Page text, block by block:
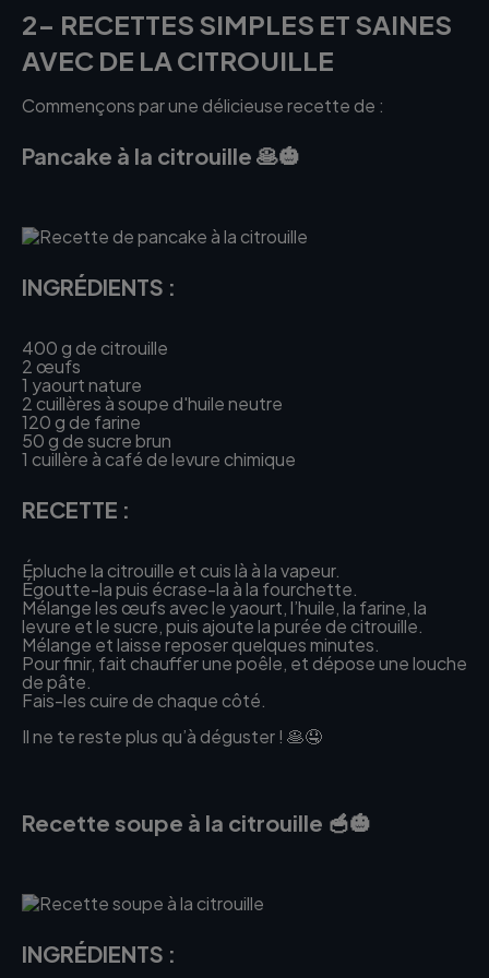
2- RECETTES SIMPLES ET SAINES
AVEC DE LA CITROUILLE
Commençons par une délicieuse recette de :
Pancake à la citrouille 🥞🎃
INGRÉDIENTS :
400 g de citrouille
2 œufs
1 yaourt nature
2 cuillères à soupe d'huile neutre
120 g de farine
50 g de sucre brun
1 cuillère à café de levure chimique
RECETTE :
Épluche la citrouille et cuis là à la vapeur.
Égoutte-la puis écrase-la à la fourchette.
Mélange les œufs avec le yaourt, l’huile, la farine, la
levure et le sucre, puis ajoute la purée de citrouille.
Mélange et laisse reposer quelques minutes.
Pour finir, fait chauffer une poêle, et dépose une louche
de pâte.
Fais-les cuire de chaque côté.
Il ne te reste plus qu’à déguster ! 🥞🤤
Recette soupe à la citrouille 🥣🎃
INGRÉDIENTS :